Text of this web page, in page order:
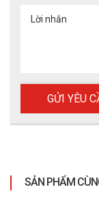
và miệng, sau đó
Trong quá trình sử
được bỏ đúng nơi
Lời nhắn
SẢN PHẨM